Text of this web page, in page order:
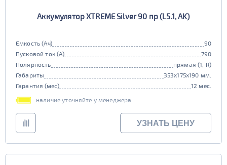
Аккумулятор XTREME Silver 90 пр (L5.1, AK)
Емкость (Ач)
90
Пусковой ток (А)
790
Полярность
прямая (1, R)
Габариты
353x175x190 мм.
Гарантия (мес)
12 мес.
наличие уточняйте у менеджера
УЗНАТЬ ЦЕНУ